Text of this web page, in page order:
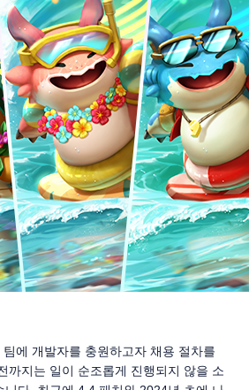
에 개발자를 충원하고자 채용 절차를
까지는 일이 순조롭게 진행되지 않을 소